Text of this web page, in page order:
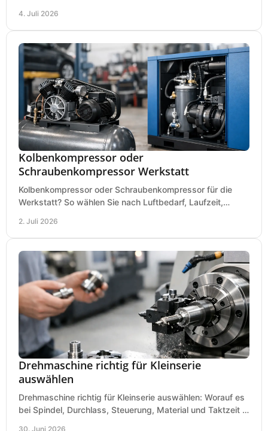
4. Juli 2026
Kolbenkompressor oder
Schraubenkompressor Werkstatt
Kolbenkompressor oder Schraubenkompressor für die
Werkstatt? So wählen Sie nach Luftbedarf, Laufzeit,
2. Juli 2026
Drehmaschine richtig für Kleinserie
auswählen
Drehmaschine richtig für Kleinserie auswählen: Worauf es
bei Spindel, Durchlass, Steuerung, Material und Taktzeit in
30. Juni 2026